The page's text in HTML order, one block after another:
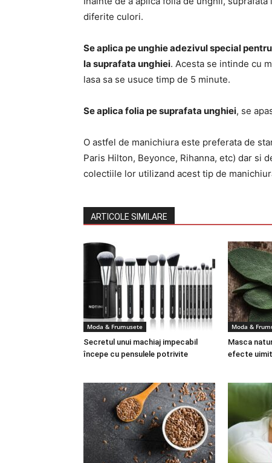
diferite culori.
Se aplica pe unghie adezivul special
la suprafata unghiei. Acesta se intinde cu
lasa sa se usuce timp de 5 minute.
Se aplica folia pe suprafata unghiei, se
O astfel de manichiura este preferata de
Paris Hilton, Beyonce, Rihanna, etc) dar si
colectiile lor utilizand acest tip de
ARTICOLE SIMILARE
Moda & Frumusete
Secretul unui machiaj impecabil
începe cu pensulele potrivite
Moda &
Masca
efecte